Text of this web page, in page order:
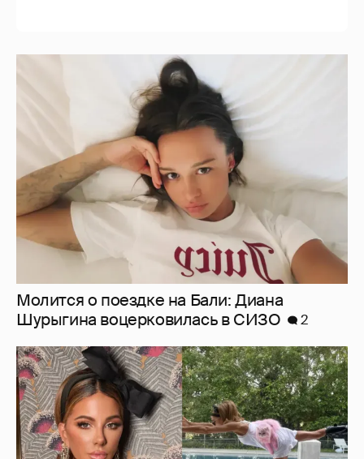
Молится о поездке на Бали: Диана
Шурыгина воцерковилась в СИЗО
Ботинки на высокой платформе и
крашеный кот-компаньон: 53-летняя Кейт
Бекинсейл показала, как занимается
йогой
10